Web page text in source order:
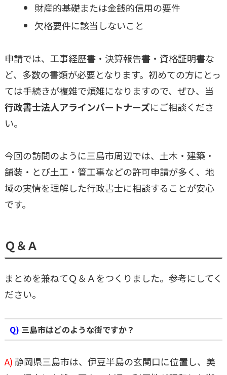
財産的基礎または金銭的信用の要件
欠格要件に該当しないこと
申請では、工事経歴書・決算報告書・資格証明書な
ど、多数の書類が必要となります。初めての方にとっ
ては手続きが複雑で煩雑になりますので、ぜひ、当
行政書士法人アラインパートナーズにご相談くださ
い。
今回の訪問のように三島市周辺では、土木・建築・
舗装・とび土工・管工事などの許可申請が多く、地
域の実情を理解した行政書士に相談することが安心
です。
Ｑ＆Ａ
まとめを兼ねてＱ＆Ａをつくりました。参考にしてく
ださい。
Q) 三島市はどのような街ですか？
A)静岡県三島市は、伊豆半島の玄関口に位置し、美